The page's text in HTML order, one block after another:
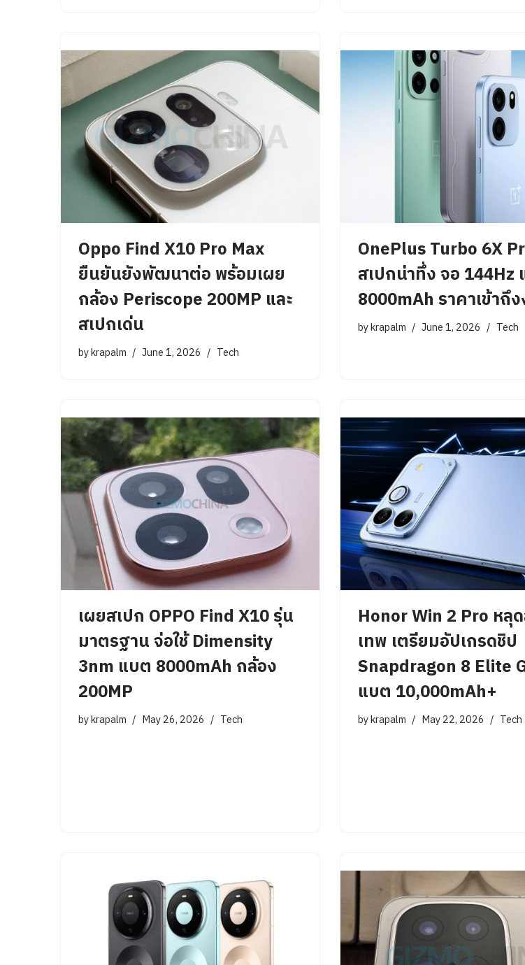
Oppo Find X10 Pro Max
ยืนยันยังพัฒนาต่อ พร้อมเผย
กล้อง Periscope 200MP และ
สเปกเด่น
bykrapalm June 1, 2026 Tech
OnePlus Turbo 6X
สเปกน่าทึ่ง จอ 144Hz
8000mAh ราคาเข้าถึ
bykrapalm June 1, 2026 Tech
เผยสเปก OPPO Find X10 รุ่น
มาตรฐาน จ่อใช้ Dimensity
3nm แบต 8000mAh กล้อง
200MP
bykrapalm May 26, 2026 Tech
Honor Win 2 Pro หลุ
เทพ เตรียมอัปเกรดชิป
Snapdragon 8 Elite
แบต 10,000mAh+
bykrapalm May 22, 2026 Tech